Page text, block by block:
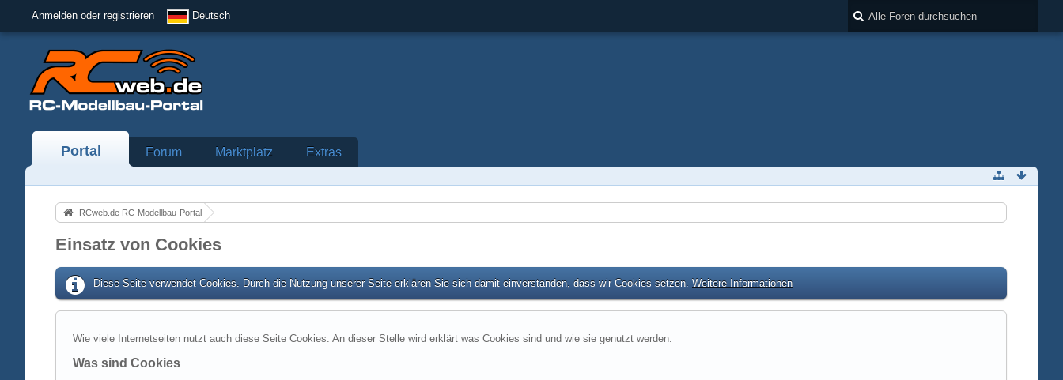
Anmelden oder registrieren Deutsch
Portal Forum Marktplatz Extras
RCweb.de RC-Modellbau-Portal
Einsatz von Cookies
Diese Seite verwendet Cookies. Durch die Nutzung unserer Seite erklären Sie sich damit einverstanden, dass wir Cookies setzen. Weitere Informationen
Wie viele Internetseiten nutzt auch diese Seite Cookies. An dieser Stelle wird erklärt was Cookies sind und wie sie genutzt werden.
Was sind Cookies